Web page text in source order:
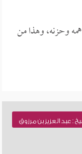
وحزنه، وهذا من
للطباعة , كتاب الصلاة [24] للشيخ : عبد العزيز بن مرزوق